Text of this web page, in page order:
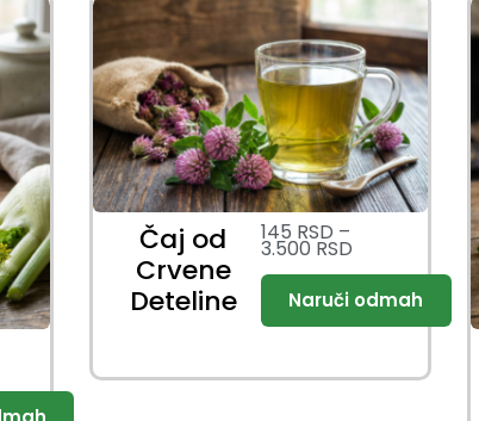
Čaj od
Crvene
Deteline
145 RSD –
3.500 RSD